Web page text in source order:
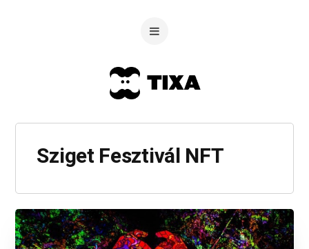
Sziget Fesztivál NFT